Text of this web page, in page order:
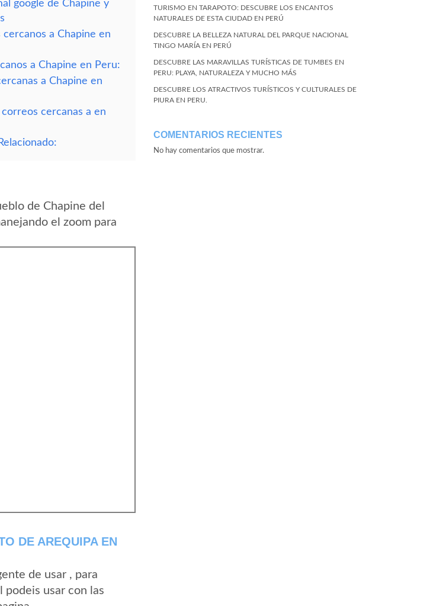
google de Chapine y
cercanos a Chapine en
a Chapine en Peru:
a Chapine en
cercanas a en
de Chapine del
el zoom para
DE AREQUIPA EN
de usar , para
usar con las
TURISMO EN TARAPOTO: DESCUBRE LOS ENCANTOS
NATURALES DE ESTA CIUDAD EN PERÚ
DESCUBRE LA BELLEZA NATURAL DEL PARQUE NACIONAL
TINGO MARÍA EN PERÚ
DESCUBRE LAS MARAVILLAS TURÍSTICAS DE TUMBES EN
PERU: PLAYA, NATURALEZA Y MUCHO MÁS
DESCUBRE LOS ATRACTIVOS TURÍSTICOS Y CULTURALES DE
PIURA EN PERU.
COMENTARIOS RECIENTES
No hay comentarios que mostrar.